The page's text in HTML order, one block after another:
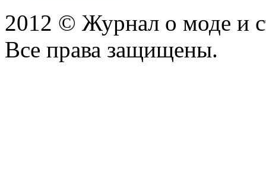
2012 © Журнал о моде и
Все права защищены.